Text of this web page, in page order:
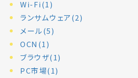
Wi-Fi(1)
ランサムウェア(2)
メール(5)
OCN(1)
ブラウザ(1)
PC市場(1)